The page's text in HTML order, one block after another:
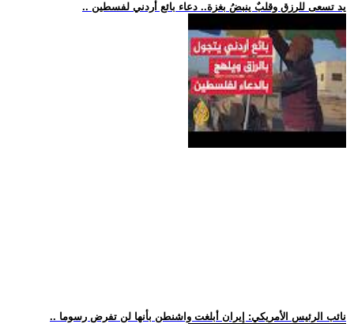
.. يد تسعى للرزق وقلبٌ ينبضُ بغزة.. دعاء بائع أردني لفسطين
.. نائب الرئيس الأمريكي: إيران أبلغت واشنطن بأنها لن تفرض رسوما